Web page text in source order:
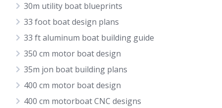
30m utility boat blueprints
33 foot boat design plans
33 ft aluminum boat building guide
350 cm motor boat design
35m jon boat building plans
400 cm motor boat design
400 cm motorboat CNC designs